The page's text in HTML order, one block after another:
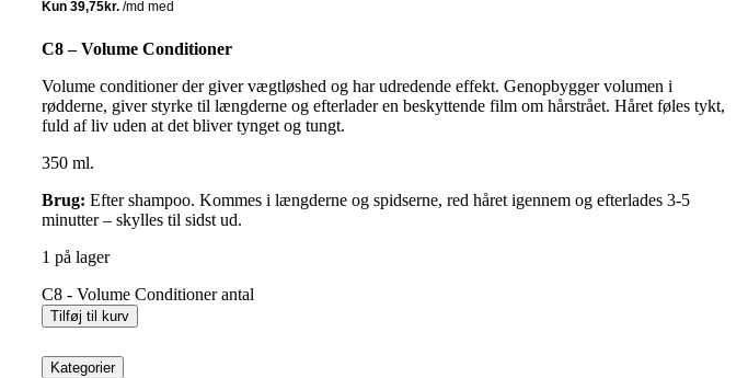
C8 – Volume Conditioner
Volume conditioner der giver vægtløshed og har udredende effekt. Genopbygger volumen i
rødderne, giver styrke til længderne og efterlader en beskyttende film om hårstrået. Håret føles tykt,
fuld af liv uden at det bliver tynget og tungt.
350 ml.
Brug: Efter shampoo. Kommes i længderne og spidserne, red håret igennem og efterlades 3-5
minutter – skylles til sidst ud.
1 på lager
C8 - Volume Conditioner antal
Tilføj til kurv
Kategorier